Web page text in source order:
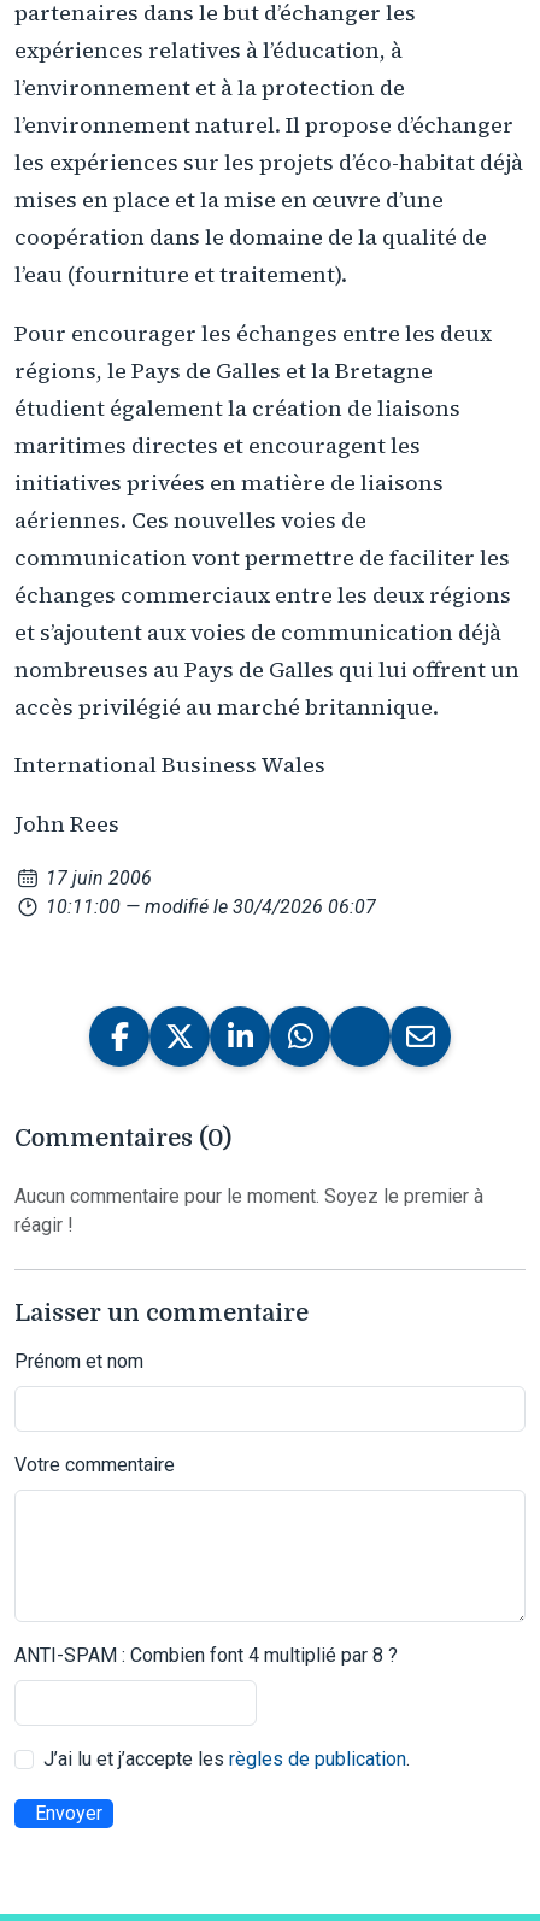
partenaires dans le but d’échanger les
expériences relatives à l’éducation, à
l’environnement et à la protection de
l’environnement naturel. Il propose d’échanger
les expériences sur les projets d’éco-habitat déjà
mises en place et la mise en œuvre d’une
coopération dans le domaine de la qualité de
l’eau (fourniture et traitement).
Pour encourager les échanges entre les deux
régions, le Pays de Galles et la Bretagne
étudient également la création de liaisons
maritimes directes et encouragent les
initiatives privées en matière de liaisons
aériennes. Ces nouvelles voies de
communication vont permettre de faciliter les
échanges commerciaux entre les deux régions
et s’ajoutent aux voies de communication déjà
nombreuses au Pays de Galles qui lui offrent un
accès privilégié au marché britannique.
International Business Wales
John Rees
17 juin 2006
10:11:00 — modifié le 30/4/2026 06:07
Commentaires (0)
Aucun commentaire pour le moment. Soyez le premier à
réagir !
Laisser un commentaire
Prénom et nom
Votre commentaire
ANTI-SPAM : Combien font 4 multiplié par 8 ?
J’ai lu et j’accepte les règles de publication.
Envoyer